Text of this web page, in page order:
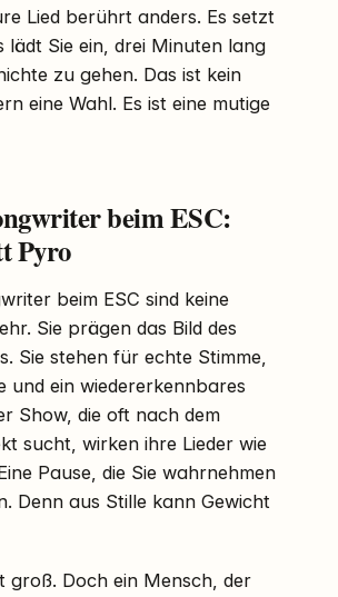
Lied berührt anders. Es setzt
lädt Sie ein, drei Minuten lang
zu gehen. Das ist kein
eine Wahl. Es ist eine mutige
beim ESC:
Pyro
beim ESC sind keine
Sie prägen das Bild des
Sie stehen für echte Stimme,
und ein wiedererkennbares
Show, die oft nach dem
sucht, wirken ihre Lieder wie
Pause, die Sie wahrnehmen
Denn aus Stille kann Gewicht
groß. Doch ein Mensch, der